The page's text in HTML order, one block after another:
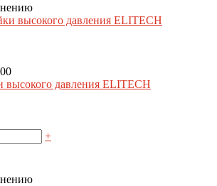
высокого давления ELITECH
+